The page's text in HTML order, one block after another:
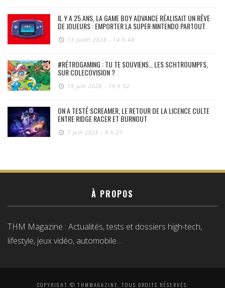
IL Y A 25 ANS, LA GAME BOY ADVANCE RÉALISAIT UN RÊVE
DE JOUEURS : EMPORTER LA SUPER NINTENDO PARTOUT
13 juillet 2026 - 14 h 48
#RÉTROGAMING : TU TE SOUVIENS… LES SCHTROUMPFS,
SUR COLECOVISION ?
19 juin 2026 - 19 h 02
ON A TESTÉ SCREAMER, LE RETOUR DE LA LICENCE CULTE
ENTRE RIDGE RACER ET BURNOUT
7 juin 2026 - 9 h 27
À PROPOS
THM Magazine : Actualités, tests et dossiers high-tech,
lifestyle, jeux vidéo, automobile…
COPYRIGHT © THMMAGAZINE, TOUS DROITS RÉSERVÉS.